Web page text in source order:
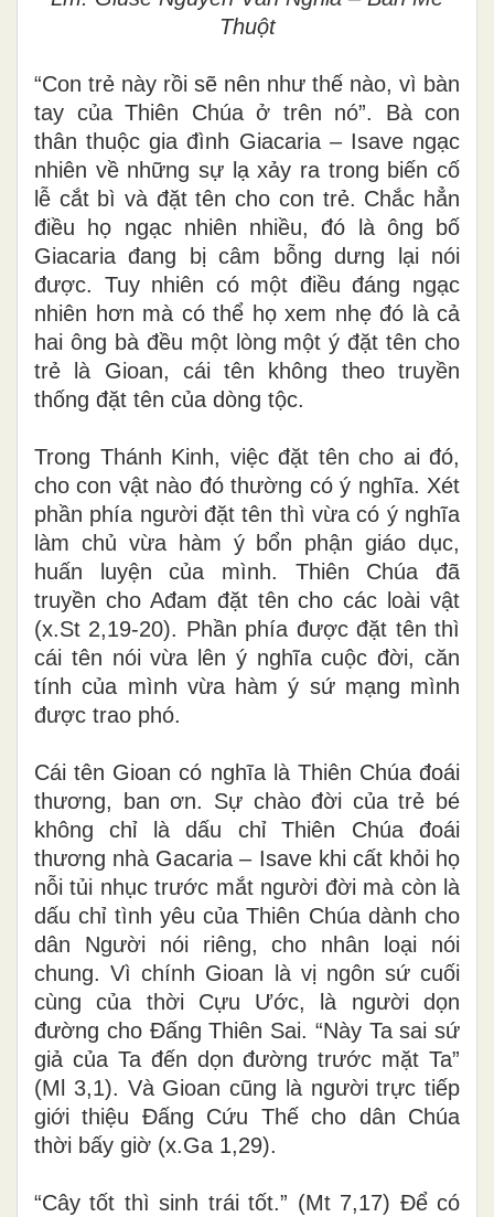
Thuột
“Con trẻ này rồi sẽ nên như thế nào, vì bàn
tay của Thiên Chúa ở trên nó”. Bà con
thân thuộc gia đình Giacaria – Isave ngạc
nhiên về những sự lạ xảy ra trong biến cố
lễ cắt bì và đặt tên cho con trẻ. Chắc hẳn
điều họ ngạc nhiên nhiều, đó là ông bố
Giacaria đang bị câm bỗng dưng lại nói
được. Tuy nhiên có một điều đáng ngạc
nhiên hơn mà có thể họ xem nhẹ đó là cả
hai ông bà đều một lòng một ý đặt tên cho
trẻ là Gioan, cái tên không theo truyền
thống đặt tên của dòng tộc.
Trong Thánh Kinh, việc đặt tên cho ai đó,
cho con vật nào đó thường có ý nghĩa. Xét
phần phía người đặt tên thì vừa có ý nghĩa
làm chủ vừa hàm ý bổn phận giáo dục,
huấn luyện của mình. Thiên Chúa đã
truyền cho Ađam đặt tên cho các loài vật
(x.St 2,19-20). Phần phía được đặt tên thì
cái tên nói vừa lên ý nghĩa cuộc đời, căn
tính của mình vừa hàm ý sứ mạng mình
được trao phó.
Cái tên Gioan có nghĩa là Thiên Chúa đoái
thương, ban ơn. Sự chào đời của trẻ bé
không chỉ là dấu chỉ Thiên Chúa đoái
thương nhà Gacaria – Isave khi cất khỏi họ
nỗi tủi nhục trước mắt người đời mà còn là
dấu chỉ tình yêu của Thiên Chúa dành cho
dân Người nói riêng, cho nhân loại nói
chung. Vì chính Gioan là vị ngôn sứ cuối
cùng của thời Cựu Ước, là người dọn
đường cho Đấng Thiên Sai. “Này Ta sai sứ
giả của Ta đến dọn đường trước mặt Ta”
(Ml 3,1). Và Gioan cũng là người trực tiếp
giới thiệu Đấng Cứu Thế cho dân Chúa
thời bấy giờ (x.Ga 1,29).
“Cây tốt thì sinh trái tốt.” (Mt 7,17) Để có